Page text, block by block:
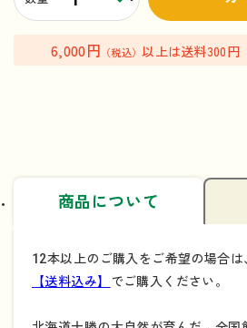
6,000円 （税込）以上は送料300円
商品について
12本以上のご購入をご希望の場合は
【送料込み】 でご購入ください。